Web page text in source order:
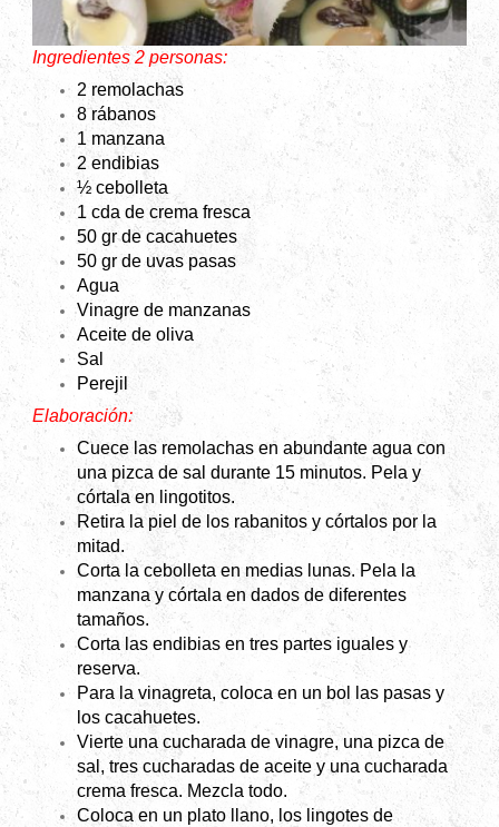
Ingredientes 2 personas:
2 remolachas
8 rábanos
1 manzana
2 endibias
½ cebolleta
1 cda de crema fresca
50 gr de cacahuetes
50 gr de uvas pasas
Agua
Vinagre de manzanas
Aceite de oliva
Sal
Perejil
Elaboración:
Cuece las remolachas en abundante agua con
una pizca de sal durante 15 minutos. Pela y
córtala en lingotitos.
Retira la piel de los rabanitos y córtalos por la
mitad.
Corta la cebolleta en medias lunas. Pela la
manzana y córtala en dados de diferentes
tamaños.
Corta las endibias en tres partes iguales y
reserva.
Para la vinagreta, coloca en un bol las pasas y
los cacahuetes.
Vierte una cucharada de vinagre, una pizca de
sal, tres cucharadas de aceite y una cucharada
crema fresca. Mezcla todo.
Coloca en un plato llano, los lingotes de